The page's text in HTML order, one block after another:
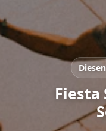
Fiesta